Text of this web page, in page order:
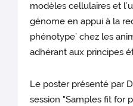
modèles cellulaires et
génome en appui à la
phénotype’ chez les
adhérant aux principes
Le poster présenté par
session "Samples fit for